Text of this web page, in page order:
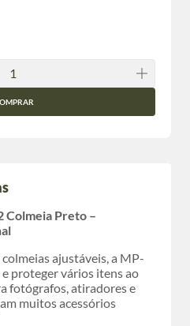
Colmeia Preto –
ajustáveis, a MP-
proteger vários itens ao
fotógrafos, atiradores e
muitos acessórios